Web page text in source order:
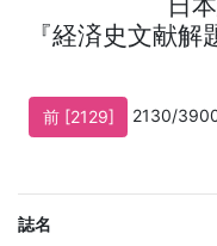
『経済史文献
前 [2129] 2130/
誌名